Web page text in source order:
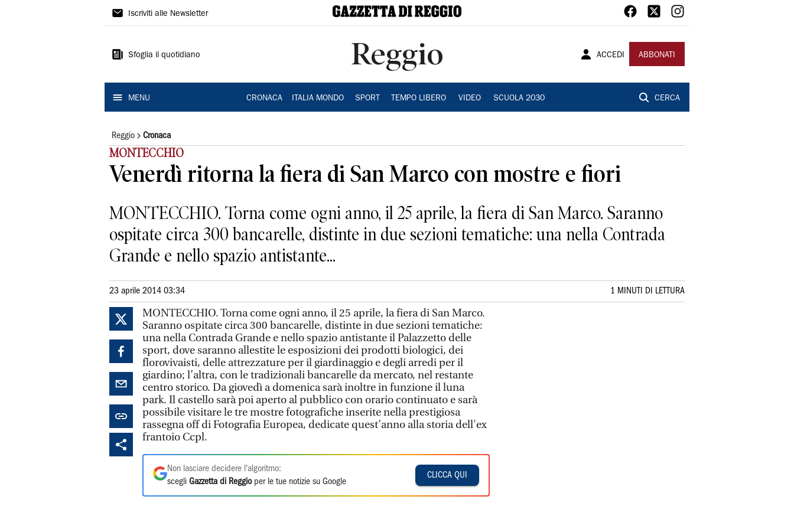
Gazzetta
Reggio
Iscriviti alle Newsletter
Sfoglia il quotidiano Reggio ACCEDI ABBONATI
MENU CRONACA ITALIA MONDO SPORT TEMPO LIBERO VIDEO SCUOLA 2030 CERCA
Reggio Cronaca
MONTECCHIO
Venerdì ritorna la fiera di San Marco con mostre e fiori
MONTECCHIO. Torna come ogni anno, il 25 aprile, la fiera di San Marco. Saranno
ospitate circa 300 bancarelle, distinte in due sezioni tematiche: una nella Contrada
Grande e nello spazio antistante...
23 aprile 2014 03:34 1 MINUTI DI LETTURA
MONTECCHIO. Torna come ogni anno, il 25 aprile, la fiera di San Marco.
Saranno ospitate circa 300 bancarelle, distinte in due sezioni tematiche:
una nella Contrada Grande e nello spazio antistante il Palazzetto delle
sport, dove saranno allestite le esposizioni dei prodotti biologici, dei
florovivaisti, delle attrezzature per il giardinaggio e degli arredi per il
giardino; l’altra, con le tradizionali bancarelle da mercato, nel restante
centro storico. Da giovedì a domenica sarà inoltre in funzione il luna
park. Il castello sarà poi aperto al pubblico con orario continuato e sarà
possibile visitare le tre mostre fotografiche inserite nella prestigiosa
rassegna off di Fotografia Europea, dedicate quest’anno alla storia dell'ex
frantoio Ccpl.
Non lasciare decidere l'algoritmo:
scegli Gazzetta di Reggioper le tue notizie su Google
CLICCA QUI